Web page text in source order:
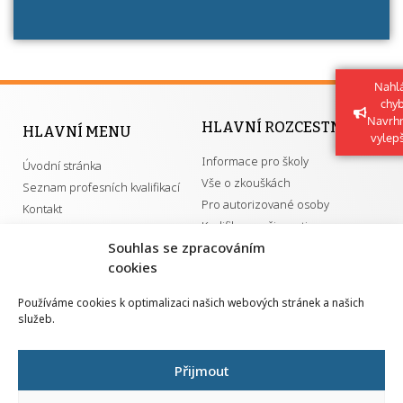
Souhlas se zpracováním
cookies
Používáme cookies k optimalizaci našich webových stránek a našich
služeb.
Přijmout
HLAVNÍ MENU
Úvodní stránka
Seznam profesních kvalifikací
Kontakt
HLAVNÍ ROZCESTNÍK
Informace pro školy
Vše o zkouškách
Pro autorizované osoby
Kvalifikace a živnosti
GDPR
Národní pedagogický institut ČR
Senovážné náměstí 25
110 00 Praha 1